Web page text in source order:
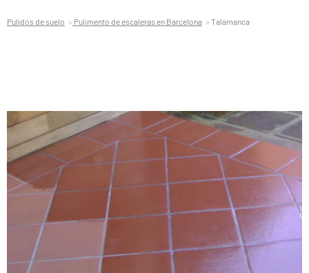
Pulidos de suelo Pulimento de escaleras en Barcelona Talamanca